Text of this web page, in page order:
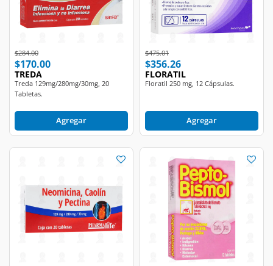
Price reduced from
$284.00to
$170.00
TREDA
Treda 129mg/280mg/30mg, 20
Tabletas.
Agregar
Price reduced from
$475.01to
$356.26
FLORATIL
Floratil 250 mg, 12 Cápsulas.
Agregar